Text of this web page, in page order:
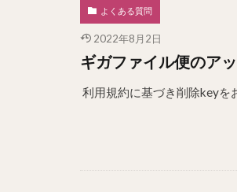
よくある質問
2022年8月2日
ギガファイル便のア
利用規約に基づき削除keyを